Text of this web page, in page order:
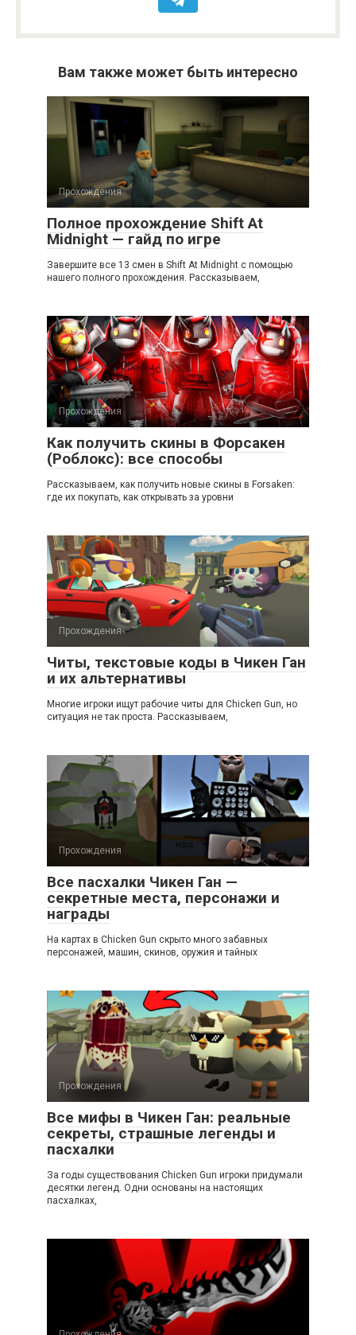
Вам также может быть интересно
Прохождения
Полное прохождение Shift At
Midnight — гайд по игре
Завершите все 13 смен в Shift At Midnight с помощью
нашего полного прохождения. Рассказываем,
Прохождения
Как получить скины в Форсакен
(Роблокс): все способы
Рассказываем, как получить новые скины в Forsaken:
где их покупать, как открывать за уровни
Прохождения
Читы, текстовые коды в Чикен Ган
и их альтернативы
Многие игроки ищут рабочие читы для Chicken Gun, но
ситуация не так проста. Рассказываем,
Прохождения
Все пасхалки Чикен Ган —
секретные места, персонажи и
награды
На картах в Chicken Gun скрыто много забавных
персонажей, машин, скинов, оружия и тайных
Прохождения
Все мифы в Чикен Ган: реальные
секреты, страшные легенды и
пасхалки
За годы существования Chicken Gun игроки придумали
десятки легенд. Одни основаны на настоящих
пасхалках,